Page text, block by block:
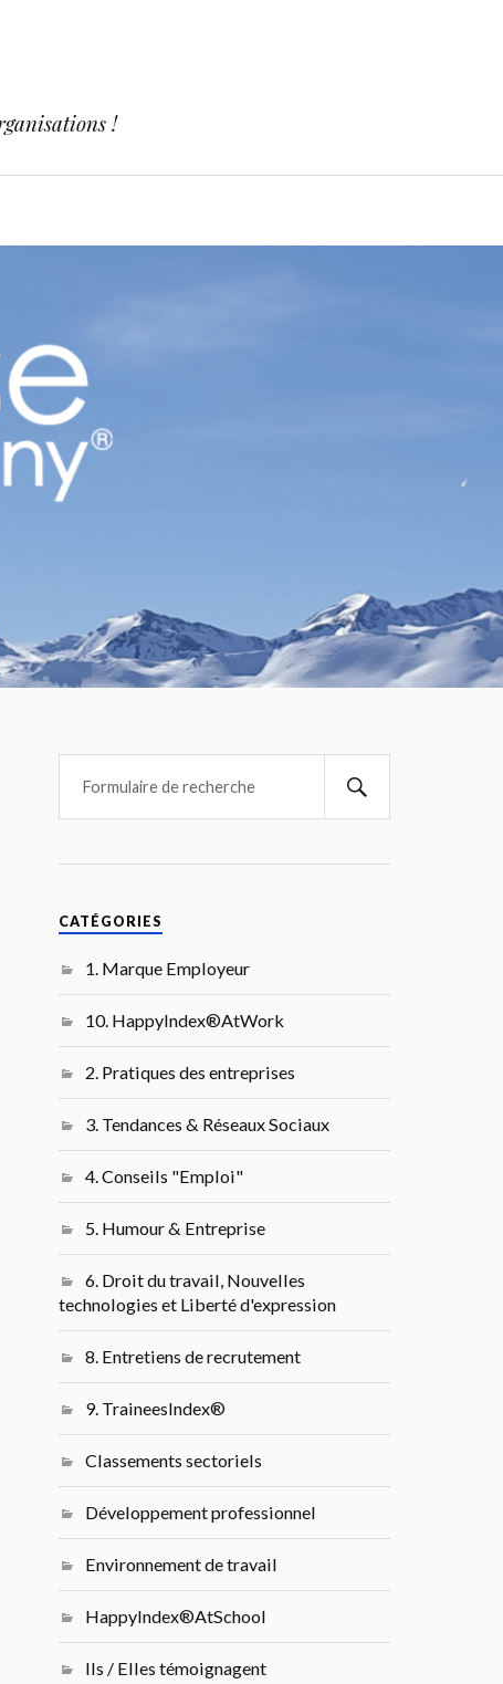
!
CATÉGORIES
1. Marque Employeur
10. HappyIndex®AtWork
2. Pratiques des entreprises
3. Tendances & Réseaux Sociaux
4. Conseils "Emploi"
5. Humour & Entreprise
6. Droit du travail, Nouvelles
technologies et Liberté d'expression
8. Entretiens de recrutement
9. TraineesIndex®
Classements sectoriels
Développement professionnel
Environnement de travail
HappyIndex®AtSchool
Ils / Elles témoignagent